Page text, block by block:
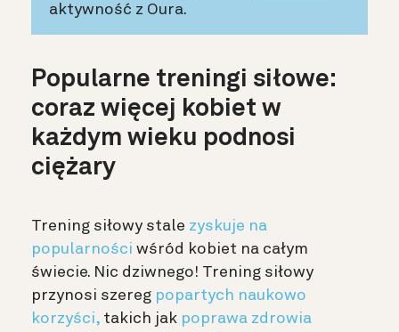
aktywność z Oura.
Popularne treningi siłowe:
coraz więcej kobiet w
każdym wieku podnosi
ciężary
Trening siłowy stale zyskuje na
popularności wśród kobiet na całym
świecie. Nic dziwnego! Trening siłowy
przynosi szereg popartych naukowo
korzyści, takich jak poprawa zdrowia